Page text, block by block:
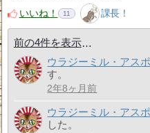
いいね！
11 課長！
前の4件を表示
ウラジーミル・アス
す。
2年8ヶ月前
ウラジーミル・アス
した。